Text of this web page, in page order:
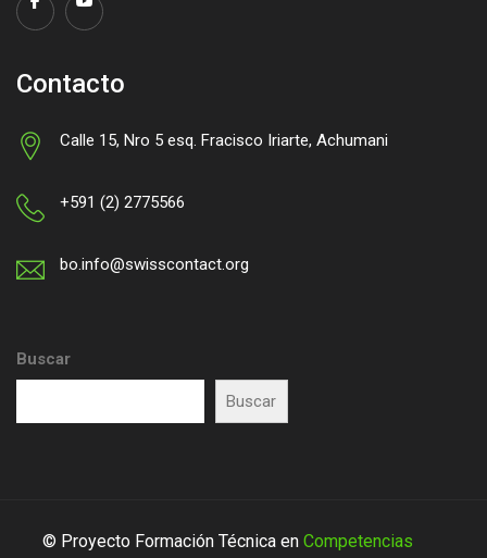
Contacto
Calle 15, Nro 5 esq. Fracisco Iriarte, Achumani
+591 (2) 2775566
bo.info@swisscontact.org
Buscar
Buscar
© Proyecto Formación Técnica en Competencias